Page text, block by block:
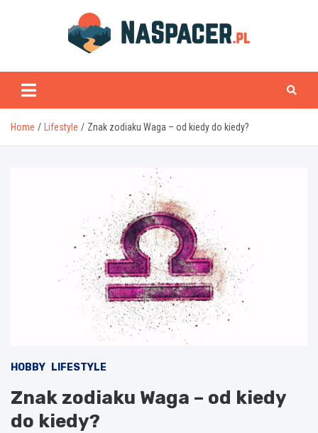
naspacer.pl
Home Lifestyle Znak zodiaku Waga – od kiedy do kiedy?
HOBBY LIFESTYLE
Znak zodiaku Waga – od kiedy
do kiedy?